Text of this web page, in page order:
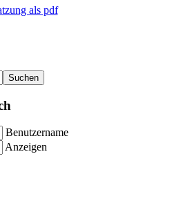
als pdf
Suchen
Benutzername
Anzeigen